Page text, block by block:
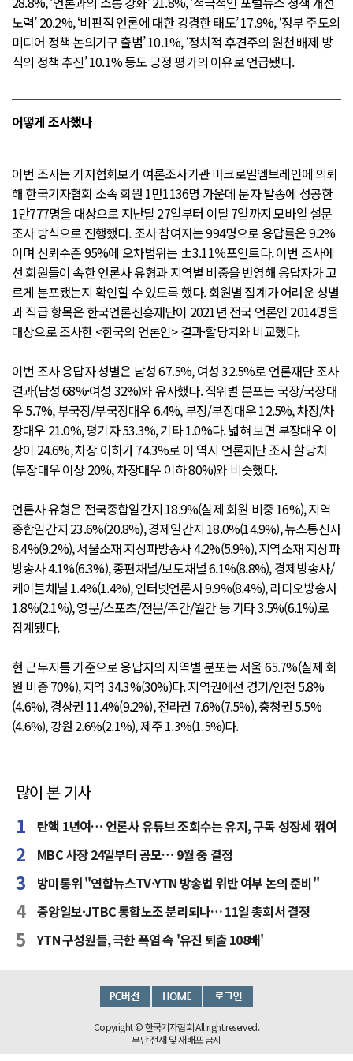
노력’ 20.2%, ‘비판적 언론에 대한 강경한 태도’ 17.9%, ‘정부 주도의
미디어 정책 논의기구 출범’ 10.1%, ‘정치적 후견주의 원천 배제 방
식의 정책 추진’ 10.1% 등도 긍정 평가의 이유로 언급됐다.
어떻게 조사했나
이번 조사는 기자협회보가 여론조사기관 마크로밀엠브레인에 의뢰
해 한국기자협회 소속 회원 1만1136명 가운데 문자 발송에 성공한
1만777명을 대상으로 지난달 27일부터 이달 7일까지 모바일 설문
조사 방식으로 진행했다. 조사 참여자는 994명으로 응답률은 9.2%
이며 신뢰수준 95%에 오차범위는 ±3.11％포인트다. 이번 조사에
선 회원들이 속한 언론사 유형과 지역별 비중을 반영해 응답자가 고
르게 분포됐는지 확인할 수 있도록 했다. 회원별 집계가 어려운 성별
과 직급 항목은 한국언론진흥재단이 2021년 전국 언론인 2014명을
대상으로 조사한 <한국의 언론인> 결과·할당치와 비교했다.
이번 조사 응답자 성별은 남성 67.5%, 여성 32.5%로 언론재단 조사
결과(남성 68%·여성 32%)와 유사했다. 직위별 분포는 국장/국장대
우 5.7%, 부국장/부국장대우 6.4%, 부장/부장대우 12.5%, 차장/차
장대우 21.0%, 평기자 53.3%, 기타 1.0%다. 넓혀 보면 부장대우 이
상이 24.6%, 차장 이하가 74.3%로 이 역시 언론재단 조사 할당치
(부장대우 이상 20%, 차장대우 이하 80%)와 비슷했다.
언론사 유형은 전국종합일간지 18.9%(실제 회원 비중 16%), 지역
종합일간지 23.6%(20.8%), 경제일간지 18.0%(14.9%), 뉴스통신사
8.4%(9.2%), 서울소재 지상파방송사 4.2%(5.9%), 지역소재 지상파
방송사 4.1%(6.3%), 종편채널/보도채널 6.1%(8.8%), 경제방송사/
케이블채널 1.4%(1.4%), 인터넷언론사 9.9%(8.4%), 라디오방송사
1.8%(2.1%), 영문/스포츠/전문/주간/월간 등 기타 3.5%(6.1%)로
집계됐다.
현 근무지를 기준으로 응답자의 지역별 분포는 서울 65.7%(실제 회
원 비중 70%), 지역 34.3%(30%)다. 지역권에선 경기/인천 5.8%
(4.6%), 경상권 11.4%(9.2%), 전라권 7.6%(7.5%), 충청권 5.5%
(4.6%), 강원 2.6%(2.1%), 제주 1.3%(1.5%)다.
많이 본 기사
탄핵 1년여… 언론사 유튜브 조회수는 유지, 구독 성장세 꺾여
MBC 사장 24일부터 공모… 9월 중 결정
방미통위 "연합뉴스TV·YTN 방송법 위반 여부 논의 준비"
중앙일보·JTBC 통합노조 분리되나… 11일 총회서 결정
YTN 구성원들, 극한 폭염 속 '유진 퇴출 108배'
Copyright © 한국기자협회 All right reserved.
무단 전재 및 재배포 금지